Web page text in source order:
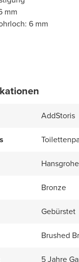
mm
6 mm
AddStoris
Hansgrohe
Bronze
Gebürstet
Brushed
5 Jahre